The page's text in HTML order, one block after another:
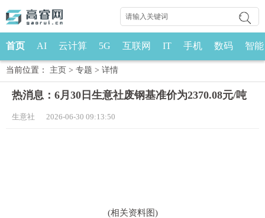
首页 AI 云计算 5G 互联网 IT 手机 数码 智能
当前位置： 主页 > 专题 > 详情
热消息：6月30日生意社废钢基准价为2370.08元/吨
生意社 2026-06-30 09:13:50
(相关资料图)